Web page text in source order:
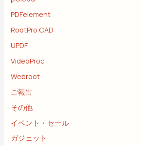
PDFelement
RootPro CAD
UPDF
VideoProc
Webroot
ご報告
その他
イベント・セール
ガジェット